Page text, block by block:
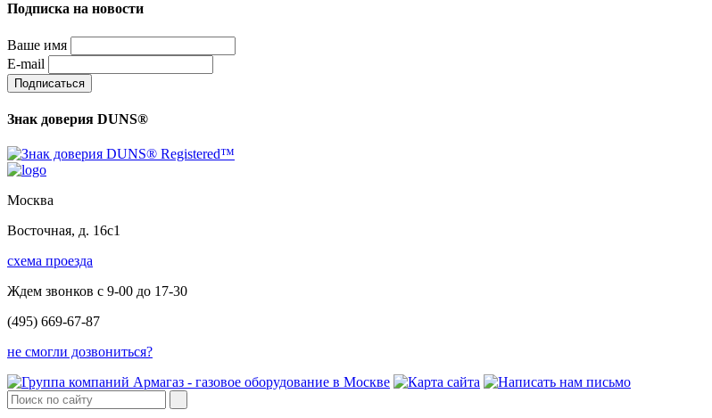
Подписка на новости
Ваше имя
E-mail
Знак доверия DUNS®
Москва
Восточная, д. 16с1
схема проезда
Ждем звонков с 9-00 до 17-30
(495) 669-67-87
не смогли дозвониться?